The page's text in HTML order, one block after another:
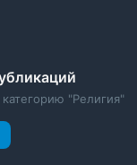
"Религия"